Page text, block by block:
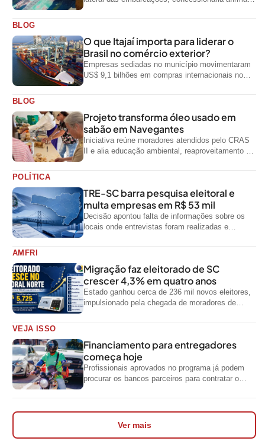
BLOG
O que Itajaí importa para liderar o
Brasil no comércio exterior?
Empresas sediadas no município movimentaram
US$ 9,1 bilhões em compras internacionais no
BLOG
Projeto transforma óleo usado em
sabão em Navegantes
Iniciativa reúne moradores atendidos pelo CRAS
II e alia educação ambiental, reaproveitamento de
POLÍTICA
TRE-SC barra pesquisa eleitoral e
multa empresas em R$ 53 mil
Decisão apontou falta de informações sobre os
locais onde entrevistas foram realizadas e
AMFRI
Migração faz eleitorado de SC
crescer 4,3% em quatro anos
Estado ganhou cerca de 236 mil novos eleitores,
impulsionado pela chegada de moradores de
VEJA ISSO
Financiamento para entregadores
começa hoje
Profissionais aprovados no programa já podem
procurar os bancos parceiros para contratar o
Ver mais